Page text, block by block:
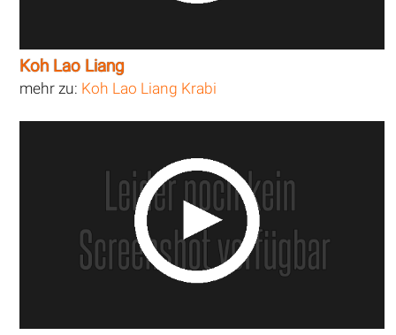
Koh Lao Liang
mehr zu: Koh Lao Liang Krabi